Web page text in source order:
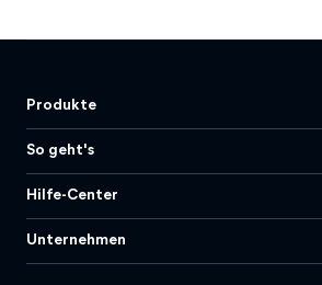
Produkte
So geht's
Hilfe-Center
Unternehmen